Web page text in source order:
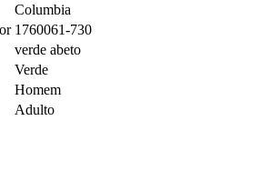
Columbia
1760061-730
verde abeto
Verde
Homem
Adulto